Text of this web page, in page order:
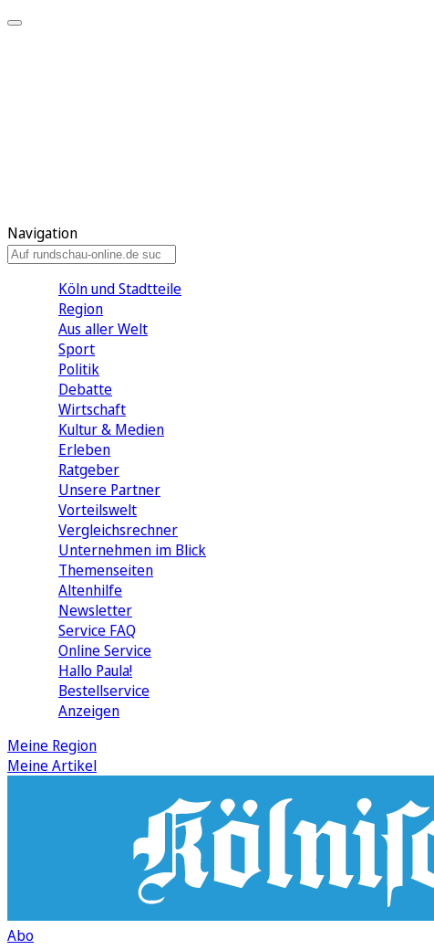
Navigation
Köln und Stadtteile
Region
Aus aller Welt
Sport
Politik
Debatte
Wirtschaft
Kultur & Medien
Erleben
Ratgeber
Unsere Partner
Vorteilswelt
Vergleichsrechner
Unternehmen im Blick
Themenseiten
Altenhilfe
Newsletter
Service FAQ
Online Service
Hallo Paula!
Bestellservice
Anzeigen
Meine Region
Meine Artikel
Abo